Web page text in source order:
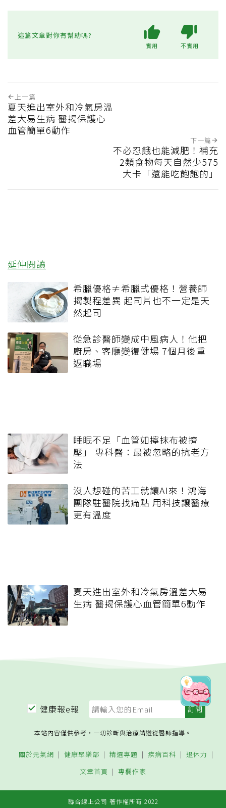
這篇文章對你有幫助嗎?
實用 不實用
上一篇
夏天進出室外和冷氣房溫
差大易生病 醫揭保護心
血管簡單6動作
下一篇
不必忍餓也能減肥！補充
2類食物每天自然少575
大卡「還能吃飽飽的」
延伸閱讀
希臘優格≠希臘式優格！營養師
揭製程差異 起司片也不一定是天
然起司
從急診醫師變成中風病人！他把
廚房、客廳變復健場 7個月後重
返職場
睡眠不足「血管如擰抹布被擠
壓」 專科醫：最被忽略的抗老方
法
沒人想碰的苦工就讓AI來！鴻海
團隊駐醫院找痛點 用科技讓醫療
更有溫度
夏天進出室外和冷氣房溫差大易
生病 醫揭保護心血管簡單6動作
健康報e報
本站內容僅供參考，一切診斷與治療請遵從醫師指導。
關於元氣網 健康聚樂部 精選專題 疾病百科
退休力
文章首頁
專欄作家
聯合線上公司 著作權所有 2022